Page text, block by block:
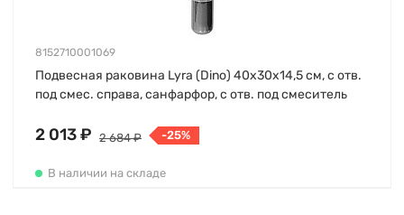
8152710001069
Подвесная раковина Lyrа (Dino) 40х30х14,5 см, с отв.
под смес. справа, санфарфор, с отв. под смеситель
2 013 ₽ 2 684 ₽ -25%
В наличии на складе